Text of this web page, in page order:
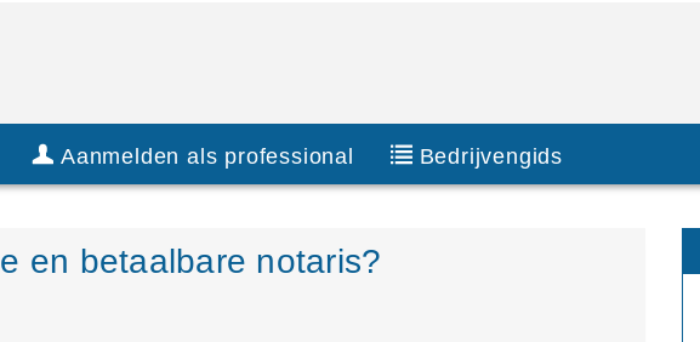
Aanmelden als professional Bedrijvengids
en betaalbare notaris?